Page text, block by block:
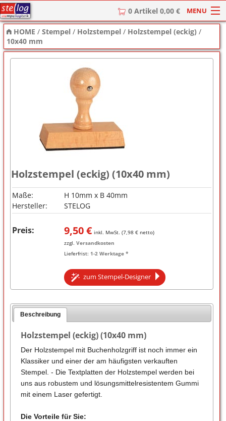
0 Artikel 0,00 € MENU
HOME
Stempel
Stempel-Textplatten
HOME /Stempel / Holzstempel / Holzstempel (eckig) /
10x40 mm
Holzstempel (eckig) (10x40 mm)
Maße:
H 10mm x B 40mm
Hersteller:
STELOG
Preis: 9,50€ inkl. MwSt. (7,98€ netto)
zzgl. Versandkosten
Lieferfrist: 1-2 Werktage *
zum Stempel-Designer
Beschreibung
Holzstempel (eckig) (10x40 mm)
Der Holzstempel mit Buchenholzgriff ist noch immer ein
Klassiker und einer der am häufigsten verkauften
Stempel. - Die Textplatten der Holzstempel werden bei
uns aus robustem und lösungsmittelresistentem Gummi
mit einem Laser gefertigt.
Die Vorteile für Sie: